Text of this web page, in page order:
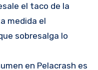
el taco de la
medida el
sobresalga lo
en Pelacrash es